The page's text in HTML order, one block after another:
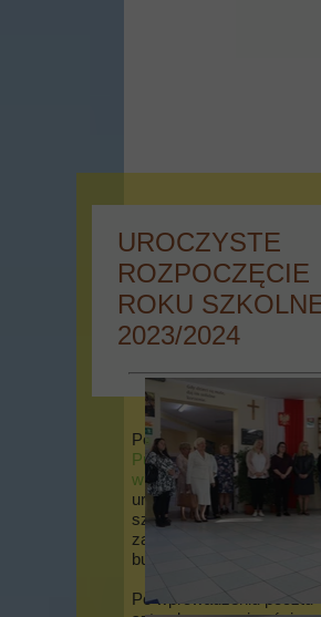
Poniedziałek 4 września
Publiczna Szkoła
w Miodnicymiało miejsce
uroczyste rozpoczęcie
szkolnego 2023/2024,
zainaugurowane apelem w
budynku szkoły.
Po wprowadzeniu pocztu
UROCZYSTE
ROZPOCZĘCIE
ROKU
2023/2024